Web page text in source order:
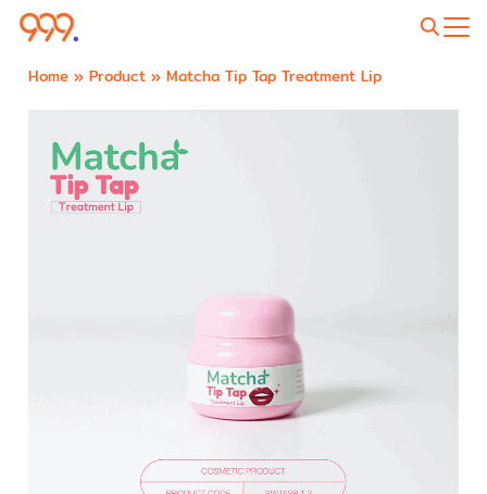
Home » Product » Matcha Tip Tap Treatment Lip